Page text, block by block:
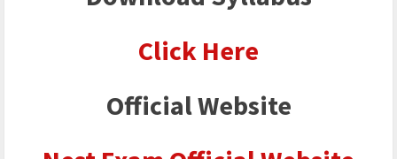
Click Here
Official Website